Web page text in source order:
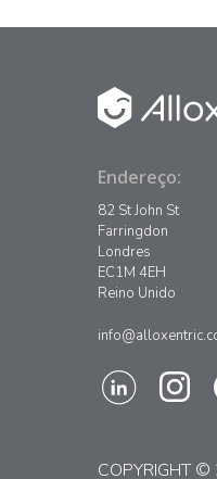
Endereço:
82 St John St
Farringdon
Londres
EC1M 4EH
Reino Unido
COPYRIGHT